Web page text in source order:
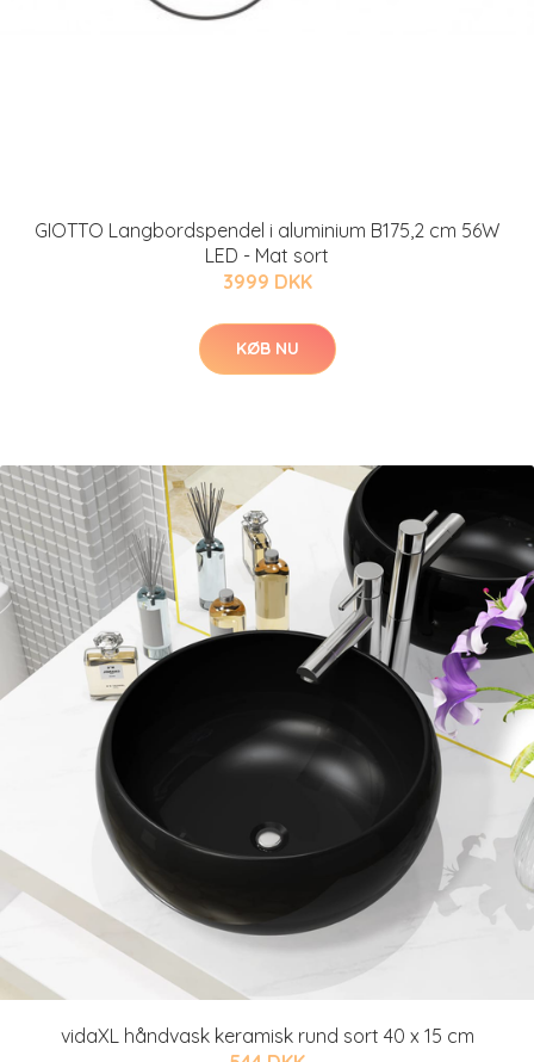
GIOTTO Langbordspendel i aluminium B175,2 cm 56W
LED - Mat sort
3999 DKK
KØB NU
vidaXL håndvask keramisk rund sort 40 x 15 cm